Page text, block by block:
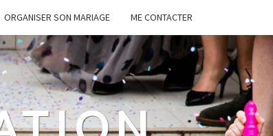
ORGANISER SON MARIAGE ME CONTACTER